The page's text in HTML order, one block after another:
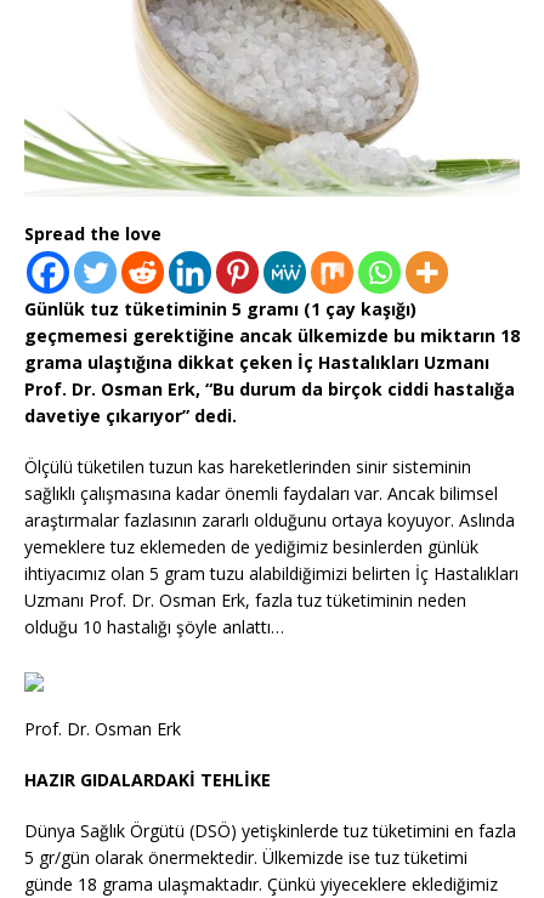
Spread the love
Günlük tuz tüketiminin 5 gramı (1 çay kaşığı)
geçmemesi gerektiğine ancak ülkemizde bu miktarın 18
grama ulaştığına dikkat çeken İç Hastalıkları Uzmanı
Prof. Dr. Osman Erk, “Bu durum da birçok ciddi hastalığa
davetiye çıkarıyor” dedi.
Ölçülü tüketilen tuzun kas hareketlerinden sinir sisteminin
sağlıklı çalışmasına kadar önemli faydaları var. Ancak bilimsel
araştırmalar fazlasının zararlı olduğunu ortaya koyuyor. Aslında
yemeklere tuz eklemeden de yediğimiz besinlerden günlük
ihtiyacımız olan 5 gram tuzu alabildiğimizi belirten İç Hastalıkları
Uzmanı Prof. Dr. Osman Erk, fazla tuz tüketiminin neden
olduğu 10 hastalığı şöyle anlattı…
Prof. Dr. Osman Erk
HAZIR GIDALARDAKİ TEHLİKE
Dünya Sağlık Örgütü (DSÖ) yetişkinlerde tuz tüketimini en fazla
5 gr/gün olarak önermektedir. Ülkemizde ise tuz tüketimi
günde 18 grama ulaşmaktadır. Çünkü yiyeceklere eklediğimiz